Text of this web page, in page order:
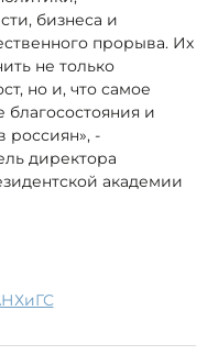
бизнеса и
прорыва. Их
не только
но и, что самое
и
россиян», -
директора
академии